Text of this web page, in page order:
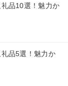
品10選！魅力か
品5選！魅力か